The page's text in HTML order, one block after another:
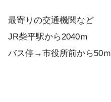
最寄りの交通機関など
JR柴平駅から2040ｍ
バス停→市役所前から50ｍ